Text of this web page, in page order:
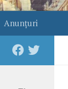
Anunţuri